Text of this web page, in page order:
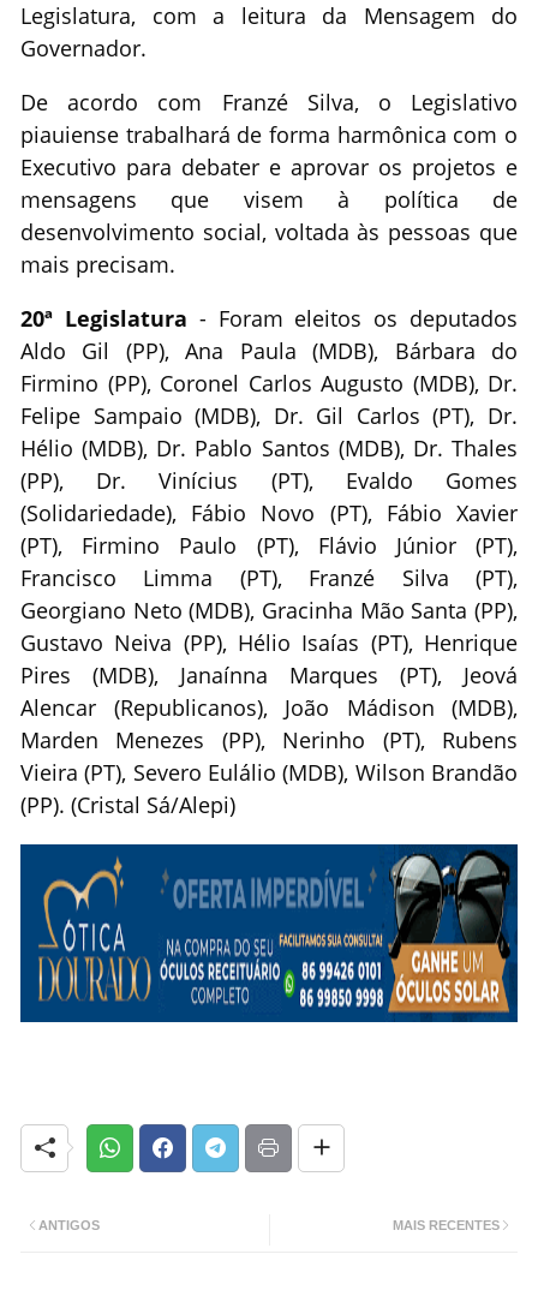
Legislatura, com a leitura da Mensagem do
Governador.
De acordo com Franzé Silva, o Legislativo
piauiense trabalhará de forma harmônica com o
Executivo para debater e aprovar os projetos e
mensagens que visem à política de
desenvolvimento social, voltada às pessoas que
mais precisam.
20ª Legislatura - Foram eleitos os deputados
Aldo Gil (PP), Ana Paula (MDB), Bárbara do
Firmino (PP), Coronel Carlos Augusto (MDB), Dr.
Felipe Sampaio (MDB), Dr. Gil Carlos (PT), Dr.
Hélio (MDB), Dr. Pablo Santos (MDB), Dr. Thales
(PP), Dr. Vinícius (PT), Evaldo Gomes
(Solidariedade), Fábio Novo (PT), Fábio Xavier
(PT), Firmino Paulo (PT), Flávio Júnior (PT),
Francisco Limma (PT), Franzé Silva (PT),
Georgiano Neto (MDB), Gracinha Mão Santa (PP),
Gustavo Neiva (PP), Hélio Isaías (PT), Henrique
Pires (MDB), Janaínna Marques (PT), Jeová
Alencar (Republicanos), João Mádison (MDB),
Marden Menezes (PP), Nerinho (PT), Rubens
Vieira (PT), Severo Eulálio (MDB), Wilson Brandão
(PP). (Cristal Sá/Alepi)
MAIS RECENTES
ANTIGOS